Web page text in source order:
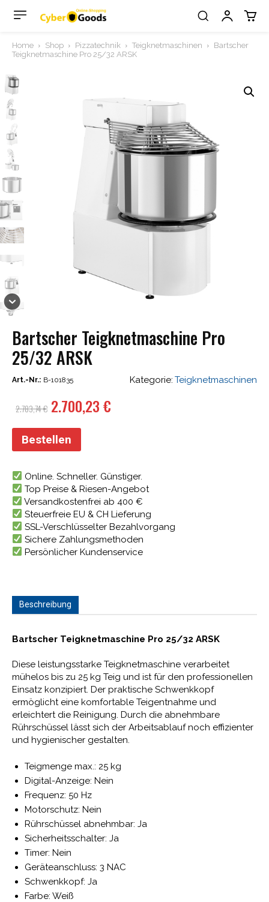
Home Shop Pizzatechnik Teigknetmaschinen
Bartscher
Teigknetmaschine Pro 25/32 ARSK
Bartscher Teigknetmaschine Pro
25/32 ARSK
Art.-Nr.: B-101835 Kategorie: Teigknetmaschinen
2.783,74€ Ursprünglicher
Preis
war:
2.783,74 €
2.700,23€
Bestellen
Online. Schneller. Günstiger.
Top Preise & Riesen-Angebot
Versandkostenfrei ab 400 €
Steuerfreie EU & CH Lieferung
SSL-Verschlüsselter Bezahlvorgang
Sichere Zahlungsmethoden
Persönlicher Kundenservice
Beschreibung
Bartscher Teigknetmaschine Pro 25/32 ARSK
Diese leistungsstarke Teigknetmaschine verarbeitet
mühelos bis zu 25 kg Teig und ist für den professionellen
Einsatz konzipiert. Der praktische Schwenkkopf
ermöglicht eine komfortable Teigentnahme und
erleichtert die Reinigung. Durch die abnehmbare
Rührschüssel lässt sich der Arbeitsablauf noch effizienter
und hygienischer gestalten.
Teigmenge max.: 25 kg
Digital-Anzeige: Nein
Frequenz: 50 Hz
Motorschutz: Nein
Rührschüssel abnehmbar: Ja
Sicherheitsschalter: Ja
Timer: Nein
Geräteanschluss: 3 NAC
Schwenkkopf: Ja
Farbe: Weiß